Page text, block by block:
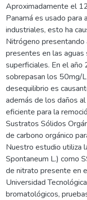
Aproximadamente el
Panamá es usado para
industriales, esto ha
Nitrógeno
presentes en las
superficiales. En el
sobrepasan los 50mg/
desequilibrio es
además de los daños
eficiente para la
Sustratos Sólidos
de carbono orgánico
Nuestro estudio utiliza
Spontaneum L.) como
de nitrato presente en
Universidad
bromatológicos,